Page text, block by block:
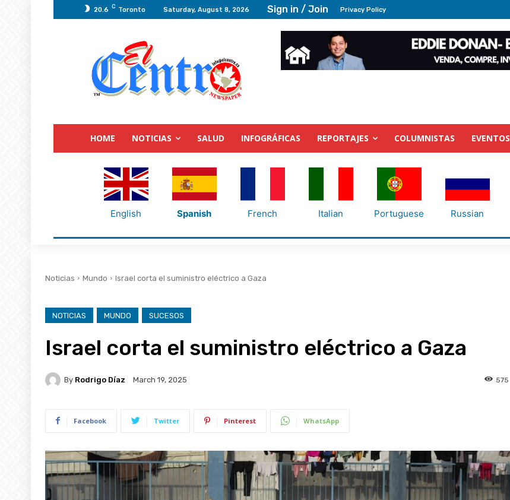
20.6 C Toronto Saturday, August 8, 2026 Sign in / Join Privacy Policy
HOME NOTICIAS SALUD INFOGRÁFICAS REPORTAJES COLUMNISTAS EVENTOS
English Spanish French Italian Portuguese Russian
Noticias Mundo Israel corta el suministro eléctrico a Gaza
NOTICIAS MUNDO SUCESOS
Israel corta el suministro eléctrico a Gaza
By Rodrigo Díaz March 19, 2025 575
Facebook Twitter Pinterest WhatsApp